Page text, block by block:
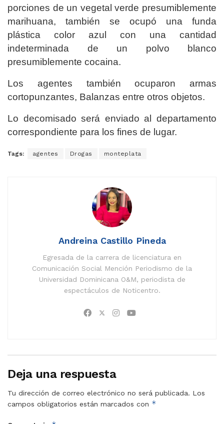
porciones de un vegetal verde presumiblemente
marihuana, también se ocupó una funda
plástica color azul con una cantidad
indeterminada de un polvo blanco
presumiblemente cocaina.
Los agentes también ocuparon armas
cortopunzantes, Balanzas entre otros objetos.
Lo decomisado será enviado al departamento
correspondiente para los fines de lugar.
Tags: agentes Drogas monteplata
Andreina Castillo Pineda
Egresada de la carrera de licenciatura en
Comunicación Social Mención Periodismo de la
Universidad Dominicana O&M, periodista de
espectáculos de Noticentro.
Deja una respuesta
Tu dirección de correo electrónico no será publicada. Los
campos obligatorios están marcados con *